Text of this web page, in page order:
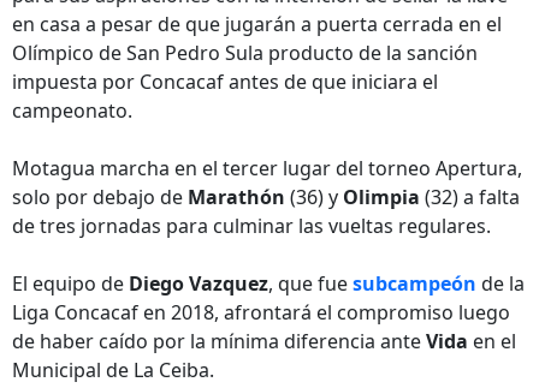
en casa a pesar de que jugarán a puerta cerrada en el
Olímpico de San Pedro Sula producto de la sanción
impuesta por Concacaf antes de que iniciara el
campeonato.
Motagua marcha en el tercer lugar del torneo Apertura,
solo por debajo de Marathón (36) y Olimpia (32) a falta
de tres jornadas para culminar las vueltas regulares.
El equipo de Diego Vazquez, que fuesubcampeón de la
Liga Concacaf en 2018, afrontará el compromiso luego
de haber caído por la mínima diferencia anteVida en el
Municipal de La Ceiba.